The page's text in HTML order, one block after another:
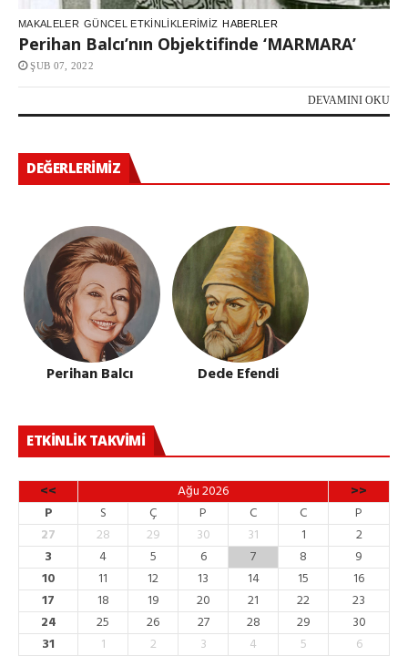
MAKALELER GÜNCEL ETKINLIKLERIMIZ HABERLER
Perihan Balcı’nın Objektifinde ‘MARMARA’
ŞUB 07, 2022
DEVAMINI OKU
DEĞERLERIMIZ
Perihan Balcı Dede Efendi
ETKINLIK TAKVIMI
<< Ağu 2026
>>
P
S Ç P C C
P
27
28 29 30 31 1
2
3
4 5 6 7 8
9
10
11 12 13 14 15
16
17
18 19 20 21 22
23
24
25 26 27 28 29
30
31
1 2 3 4 5 6